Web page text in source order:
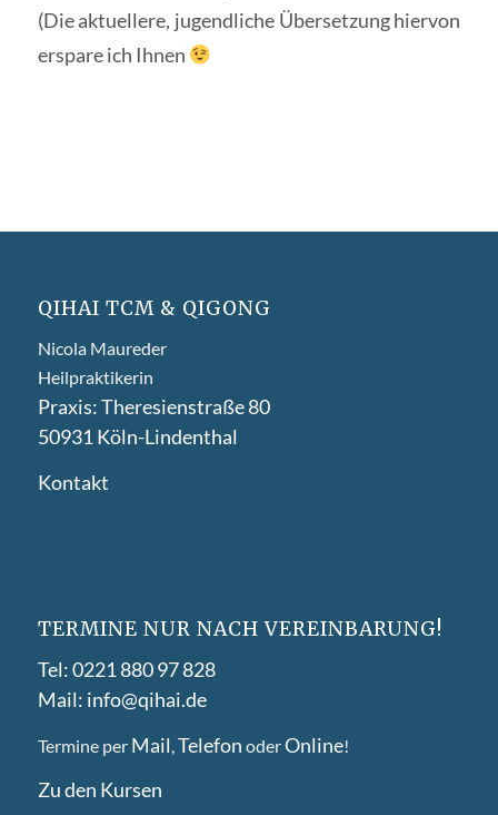
(Die aktuellere, jugendliche Übersetzung hiervon
erspare ich Ihnen
QIHAI TCM & QIGONG
Nicola Maureder
Heilpraktikerin
Praxis: Theresienstraße 80
50931 Köln-Lindenthal
Kontakt
TERMINE NUR NACH VEREINBARUNG!
Tel: 0221 880 97 828
Mail: info@qihai.de
Termine per Mail Telefon oderOnline!
Zu den Kursen